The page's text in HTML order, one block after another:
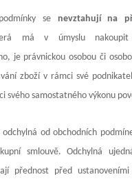
se nevztahují na
má v úmyslu
je právnickou osobou či
zboží v rámci své
svého samostatného výkonu
odchylná od obchodních
smlouvě. Odchylná
přednost před ustanoveními